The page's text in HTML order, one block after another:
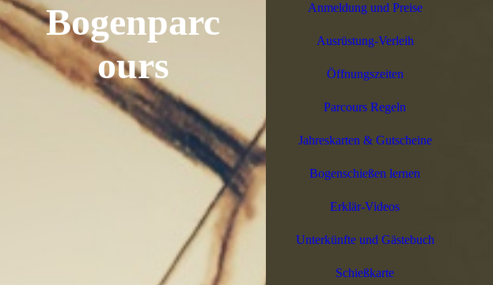
Bogenparc
ours
Anmeldung und Preise
Ausrüstung-Verleih
Öffnungszeiten
Parcours Regeln
Jahreskarten & Gutscheine
Bogenschießen lernen
Erklär-Videos
Unterkünfte und Gästebuch
Schießkarte